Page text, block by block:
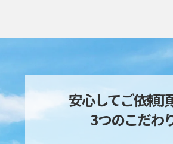
安心してご依頼
3つのこだわ